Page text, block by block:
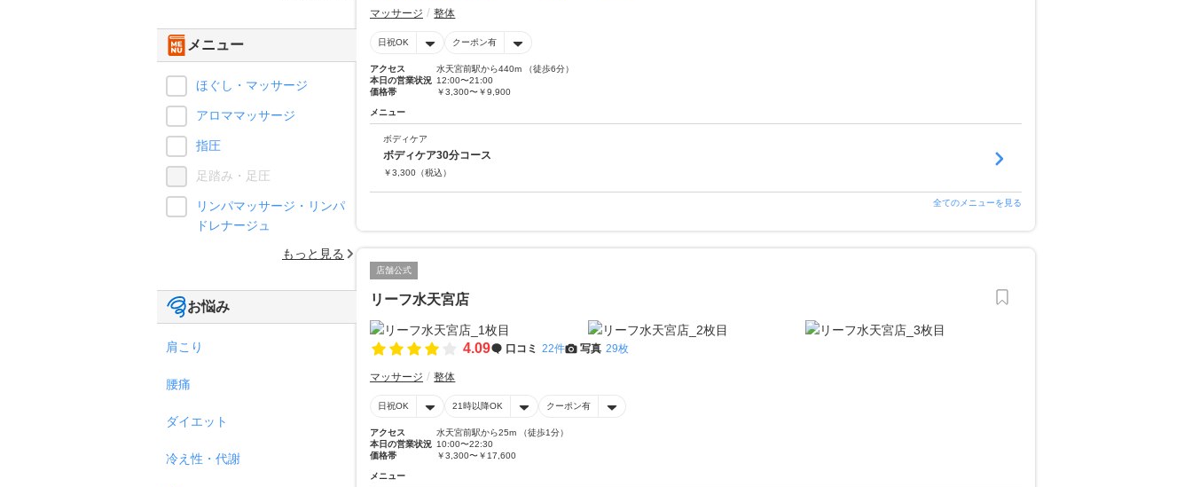
マッサージ 整体
日祝OK クーポン有
アクセス
水天宮前駅から440m （徒歩6分）
本日の営業状況 12:00〜21:00
価格帯
￥3,300〜￥9,900
メニュー
ボディケア
ボディケア30分コース
￥3,300 （税込）
全てのメニューを見る
店舗公式
リーフ水天宮店
4.09 口コミ 22件 写真 29枚
マッサージ 整体
日祝OK 21時以降OK クーポン有
アクセス
水天宮前駅から25m （徒歩1分）
本日の営業状況 10:00〜22:30
価格帯
￥3,300〜￥17,600
メニュー
メニュー
ほぐし・マッサージ
アロママッサージ
指圧
足踏み・足圧
リンパマッサージ・リンパ
ドレナージュ
もっと見る
お悩み
肩こり
腰痛
ダイエット
冷え性・代謝